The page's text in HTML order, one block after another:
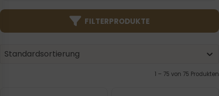
FILTERPRODUKTE
Product | Sorting
Sort content
Standardsortierung
Sort content
1 – 75 von 75 Produkten